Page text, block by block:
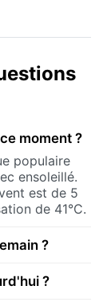
moment ?
populaire
ensoleillé.
est de 5
de 41°C.
?
?